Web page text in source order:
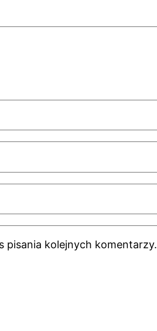
pisania kolejnych komentarzy.